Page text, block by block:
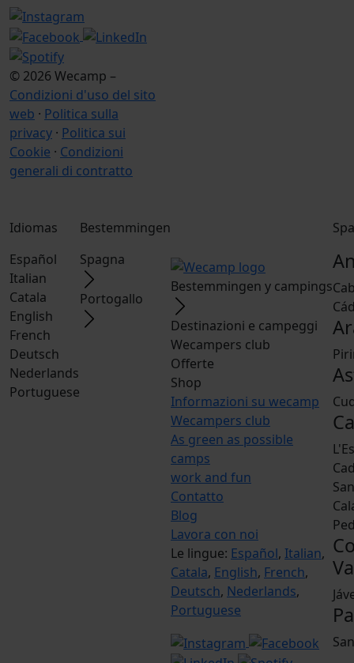
© 2026 Wecamp –
Condizioni d'uso del sito
web · Politica sulla
privacy · Politica sui
Cookie · Condizioni
generali di contratto
Idiomas
Español
Italian
Catala
English
French
Deutsch
Nederlands
Portuguese
Bestemmingen
Spagna
Portogallo
Bestemmingen y campings
Destinazioni e campeggi
Wecampers club
Offerte
Shop
Informazioni su wecamp
Wecampers club
As green as possible
camps
work and fun
Contatto
Blog
Lavora con noi
Le lingue: Español, Italian,
Catala, English, French,
Deutsch, Nederlands,
Portuguese